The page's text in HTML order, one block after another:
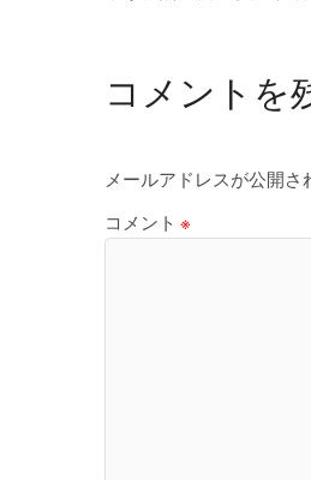
コメントを
メールアドレスが公開さ
コメント ※